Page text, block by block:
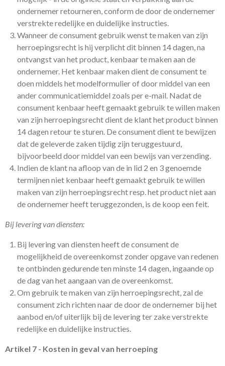
ondernemer retourneren, conform de door de ondernemer
verstrekte redelijke en duidelijke instructies.
Wanneer de consument gebruik wenst te maken van zijn
herroepingsrecht is hij verplicht dit binnen 14 dagen, na
ontvangst van het product, kenbaar te maken aan de
ondernemer. Het kenbaar maken dient de consument te
doen middels het modelformulier of door middel van een
ander communicatiemiddel zoals per e-mail. Nadat de
consument kenbaar heeft gemaakt gebruik te willen maken
van zijn herroepingsrecht dient de klant het product binnen
14 dagen retour te sturen. De consument dient te bewijzen
dat de geleverde zaken tijdig zijn teruggestuurd,
bijvoorbeeld door middel van een bewijs van verzending.
Indien de klant na afloop van de in lid 2 en 3 genoemde
termijnen niet kenbaar heeft gemaakt gebruik te willen
maken van zijn herroepingsrecht resp. het product niet aan
de ondernemer heeft teruggezonden, is de koop een feit.
Bij levering van diensten:
Bij levering van diensten heeft de consument de
mogelijkheid de overeenkomst zonder opgave van redenen
te ontbinden gedurende ten minste 14 dagen, ingaande op
de dag van het aangaan van de overeenkomst.
Om gebruik te maken van zijn herroepingsrecht, zal de
consument zich richten naar de door de ondernemer bij het
aanbod en/of uiterlijk bij de levering ter zake verstrekte
redelijke en duidelijke instructies.
Artikel 7 - Kosten in geval van herroeping